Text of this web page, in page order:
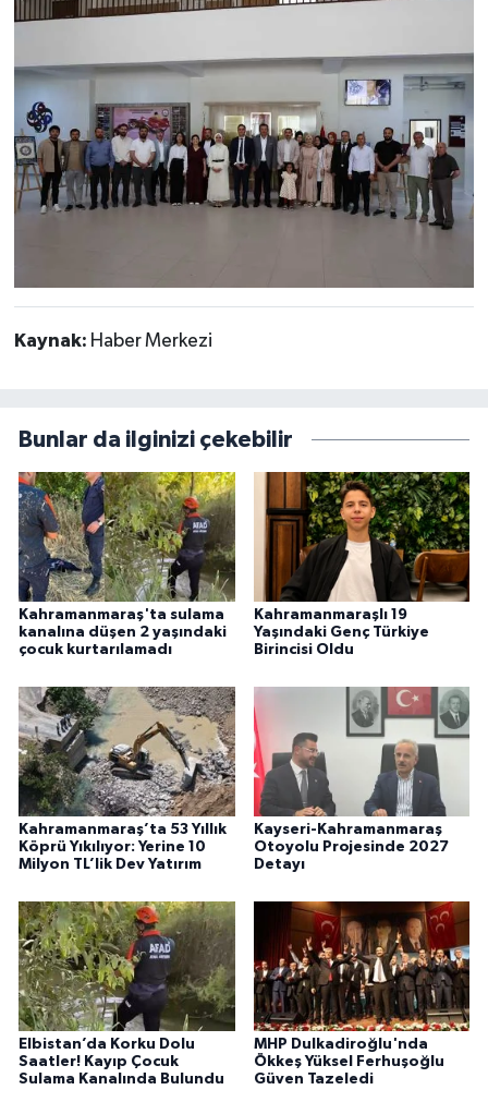
Kaynak: Haber Merkezi
Bunlar da ilginizi çekebilir
Kahramanmaraş'ta sulama
kanalına düşen 2 yaşındaki
çocuk kurtarılamadı
Kahramanmaraşlı 19
Yaşındaki Genç Türkiye
Birincisi Oldu
Kahramanmaraş’ta 53 Yıllık
Köprü Yıkılıyor: Yerine 10
Milyon TL’lik Dev Yatırım
Kayseri-Kahramanmaraş
Otoyolu Projesinde 2027
Detayı
Elbistan’da Korku Dolu
Saatler! Kayıp Çocuk
Sulama Kanalında Bulundu
MHP Dulkadiroğlu'nda
Ökkeş Yüksel Ferhuşoğlu
Güven Tazeledi